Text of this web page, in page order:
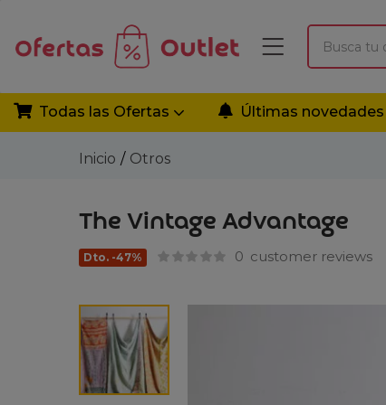
Todas las Ofertas Últimas novedades
Inicio Otros
The Vintage Advantage
Dto. -47% 0 customer reviews